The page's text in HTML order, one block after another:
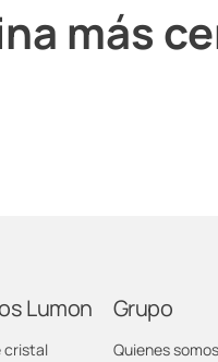
más
Lumon
cristal
Grupo
Quienes somos